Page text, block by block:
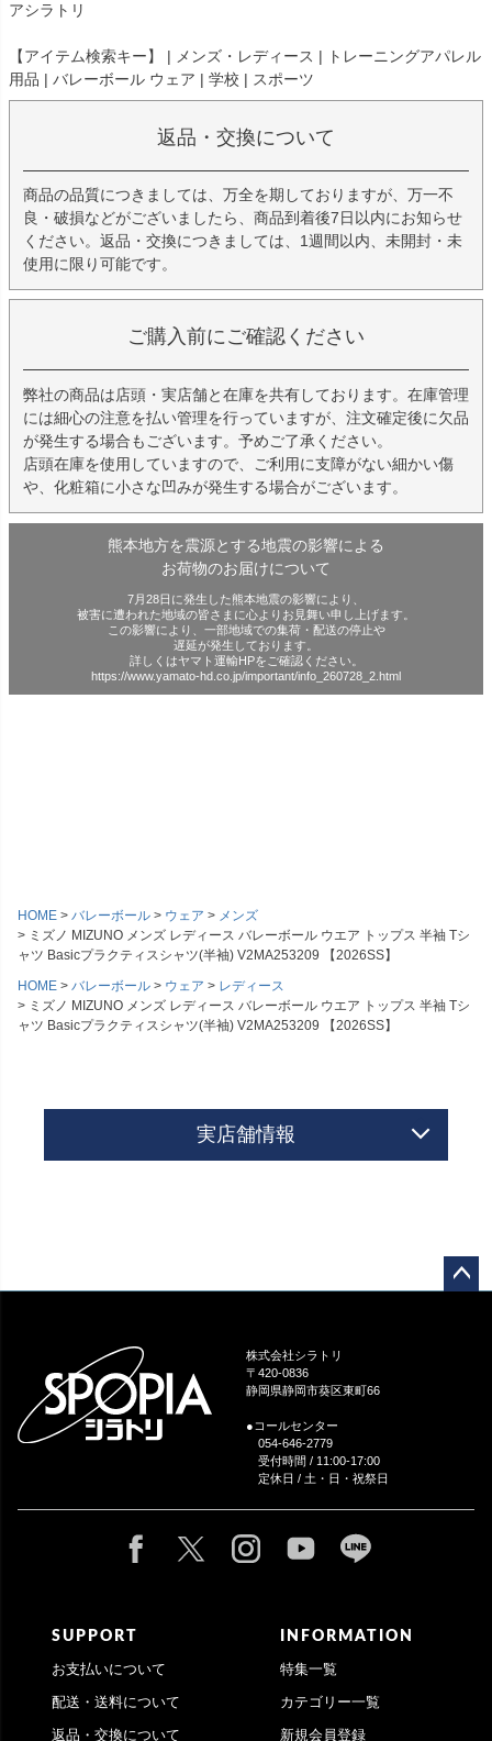
アシラトリ
【アイテム検索キー】 | メンズ・レディース | トレーニングアパレル
用品 | バレーボール ウェア | 学校 | スポーツ
返品・交換について
商品の品質につきましては、万全を期しておりますが、万一不
良・破損などがございましたら、商品到着後7日以内にお知らせ
ください。返品・交換につきましては、1週間以内、未開封・未
使用に限り可能です。
ご購入前にご確認ください
弊社の商品は店頭・実店舗と在庫を共有しております。在庫管理
には細心の注意を払い管理を行っていますが、注文確定後に欠品
が発生する場合もございます。予めご了承ください。
店頭在庫を使用していますので、ご利用に支障がない細かい傷
や、化粧箱に小さな凹みが発生する場合がございます。
熊本地方を震源とする地震の影響による
お荷物のお届けについて
7月28日に発生した熊本地震の影響により、
被害に遭われた地域の皆さまに心よりお見舞い申し上げます。
この影響により、一部地域での集荷・配送の停止や
遅延が発生しております。
詳しくはヤマト運輸HPをご確認ください。
https://www.yamato-hd.co.jp/important/info_260728_2.html
HOME バレーボール ウェア
メンズ
ミズノ MIZUNO メンズ レディース バレーボール ウエア トップス 半袖 Tシ
ャツ Basicプラクティスシャツ(半袖) V2MA253209 【2026SS】
HOME
バレーボール ウェア
レディース
ミズノ MIZUNO メンズ レディース バレーボール ウエア トップス 半袖 Tシ
ャツ Basicプラクティスシャツ(半袖) V2MA253209 【2026SS】
実店舗情報
株式会社シラトリ
〒420-0836
静岡県静岡市葵区東町66
●コールセンター
054-646-2779
受付時間 / 11:00-17:00
定休日 / 土・日・祝祭日
SUPPORT
お支払いについて
配送・送料について
返品・交換について
INFORMATION
特集一覧
カテゴリー一覧
新規会員登録